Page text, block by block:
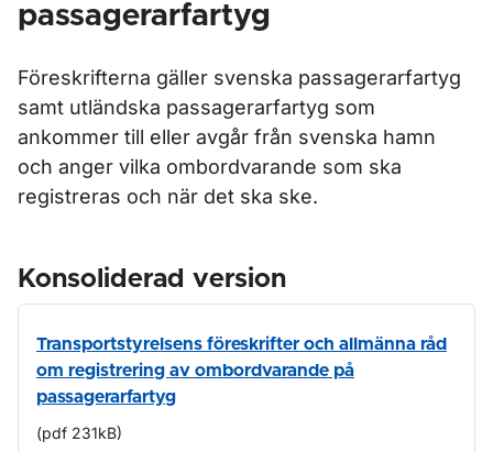
passagerarfartyg
Föreskrifterna gäller svenska passagerarfartyg
samt utländska passagerarfartyg som
ankommer till eller avgår från svenska hamn
och anger vilka ombordvarande som ska
registreras och när det ska ske.
Konsoliderad version
Transportstyrelsens föreskrifter och allmänna råd
om registrering av ombordvarande på
passagerarfartyg
(pdf 231kB)